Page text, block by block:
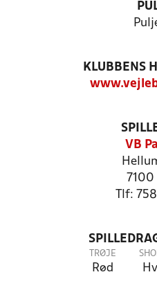
KLUBBENS
VB
7100
Tlf:
TRØJE
Rød